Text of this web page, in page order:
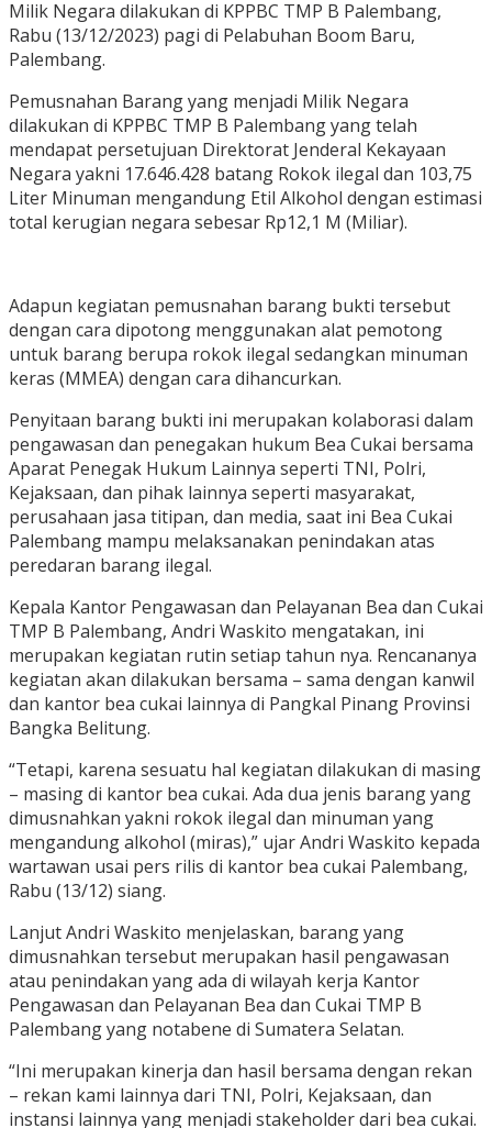
Milik Negara dilakukan di KPPBC TMP B Palembang,
Rabu (13/12/2023) pagi di Pelabuhan Boom Baru,
Palembang.
Pemusnahan Barang yang menjadi Milik Negara
dilakukan di KPPBC TMP B Palembang yang telah
mendapat persetujuan Direktorat Jenderal Kekayaan
Negara yakni 17.646.428 batang Rokok ilegal dan 103,75
Liter Minuman mengandung Etil Alkohol dengan estimasi
total kerugian negara sebesar Rp12,1 M (Miliar).
Adapun kegiatan pemusnahan barang bukti tersebut
dengan cara dipotong menggunakan alat pemotong
untuk barang berupa rokok ilegal sedangkan minuman
keras (MMEA) dengan cara dihancurkan.
Penyitaan barang bukti ini merupakan kolaborasi dalam
pengawasan dan penegakan hukum Bea Cukai bersama
Aparat Penegak Hukum Lainnya seperti TNI, Polri,
Kejaksaan, dan pihak lainnya seperti masyarakat,
perusahaan jasa titipan, dan media, saat ini Bea Cukai
Palembang mampu melaksanakan penindakan atas
peredaran barang ilegal.
Kepala Kantor Pengawasan dan Pelayanan Bea dan Cukai
TMP B Palembang, Andri Waskito mengatakan, ini
merupakan kegiatan rutin setiap tahun nya. Rencananya
kegiatan akan dilakukan bersama – sama dengan kanwil
dan kantor bea cukai lainnya di Pangkal Pinang Provinsi
Bangka Belitung.
“Tetapi, karena sesuatu hal kegiatan dilakukan di masing
– masing di kantor bea cukai. Ada dua jenis barang yang
dimusnahkan yakni rokok ilegal dan minuman yang
mengandung alkohol (miras),” ujar Andri Waskito kepada
wartawan usai pers rilis di kantor bea cukai Palembang,
Rabu (13/12) siang.
Lanjut Andri Waskito menjelaskan, barang yang
dimusnahkan tersebut merupakan hasil pengawasan
atau penindakan yang ada di wilayah kerja Kantor
Pengawasan dan Pelayanan Bea dan Cukai TMP B
Palembang yang notabene di Sumatera Selatan.
“Ini merupakan kinerja dan hasil bersama dengan rekan
– rekan kami lainnya dari TNI, Polri, Kejaksaan, dan
instansi lainnya yang menjadi stakeholder dari bea cukai.